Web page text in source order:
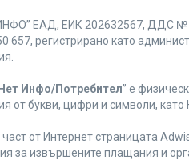
ЕАД, ЕИК 202632567, ДДС
657, регистрирано като
Инфо/Потребител” е
от букви, цифри и символи,
част от Интернет страницата
за извършените плащания и